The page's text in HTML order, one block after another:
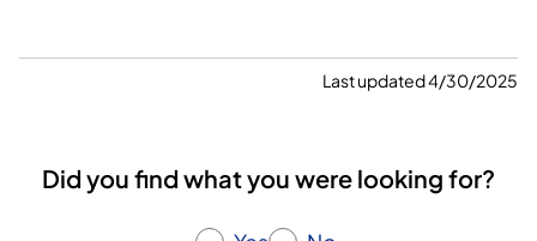
Last updated 4/30/2025
Did you find what you were looking for?